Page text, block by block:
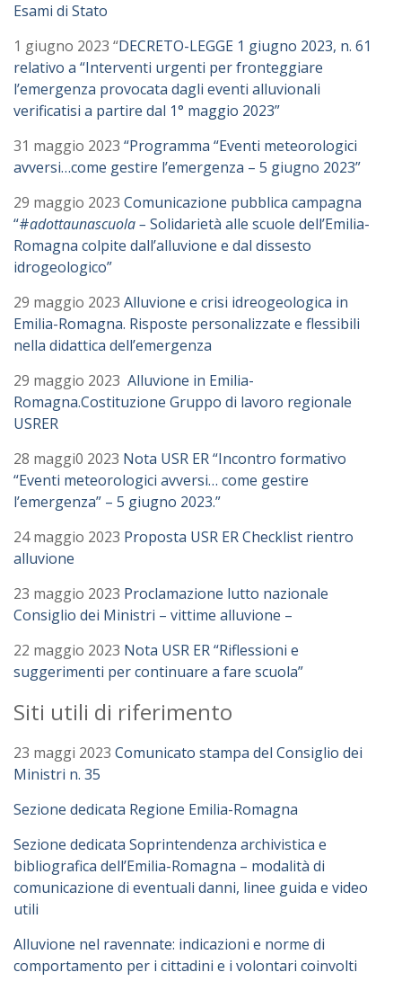
Esami di Stato
1 giugno 2023 “DECRETO-LEGGE 1 giugno 2023, n. 61
relativo a “Interventi urgenti per fronteggiare
l’emergenza provocata dagli eventi alluvionali
verificatisi a partire dal 1° maggio 2023”
31 maggio 2023 “Programma “Eventi meteorologici
avversi…come gestire l’emergenza – 5 giugno 2023”
29 maggio 2023 Comunicazione pubblica campagna
“#adottaunascuola – Solidarietà alle scuole dell’Emilia-
Romagna colpite dall’alluvione e dal dissesto
idrogeologico”
29 maggio 2023 Alluvione e crisi idreogeologica in
Emilia-Romagna. Risposte personalizzate e flessibili
nella didattica dell’emergenza
29 maggio 2023 Alluvione in Emilia-
Romagna.Costituzione Gruppo di lavoro regionale
USRER
28 maggi0 2023 Nota USR ER “Incontro formativo
“Eventi meteorologici avversi… come gestire
l’emergenza” – 5 giugno 2023.”
24 maggio 2023 Proposta USR ER Checklist rientro
alluvione
23 maggio 2023 Proclamazione lutto nazionale
Consiglio dei Ministri – vittime alluvione –
22 maggio 2023 Nota USR ER “Riflessioni e
suggerimenti per continuare a fare scuola”
Siti utili di riferimento
23 maggi 2023 Comunicato stampa del Consiglio dei
Ministri n. 35
Sezione dedicata Regione Emilia-Romagna
Sezione dedicata Soprintendenza archivistica e
bibliografica dell’Emilia-Romagna – modalità di
comunicazione di eventuali danni, linee guida e video
utili
Alluvione nel ravennate: indicazioni e norme di
comportamento per i cittadini e i volontari coinvolti